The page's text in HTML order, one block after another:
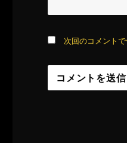
次回のコメント